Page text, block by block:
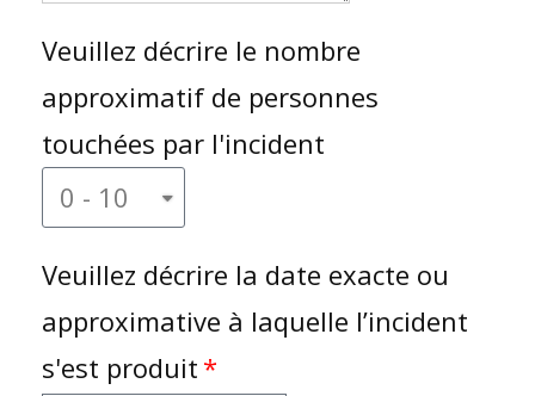
Veuillez décrire le nombre
approximatif de personnes
touchées par l'incident
Veuillez décrire la date exacte ou
approximative à laquelle l’incident
s'est produit